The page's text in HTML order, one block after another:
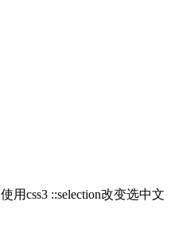
使用css3 ::selection改变选中文